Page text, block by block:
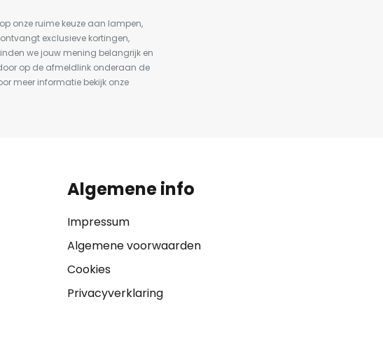
onze ruime keuze aan lampen,
exclusieve kortingen,
we jouw mening belangrijk en
op de afmeldlink onderaan de
meer informatie bekijk onze
Algemene info
Impressum
Algemene voorwaarden
Cookies
Privacyverklaring